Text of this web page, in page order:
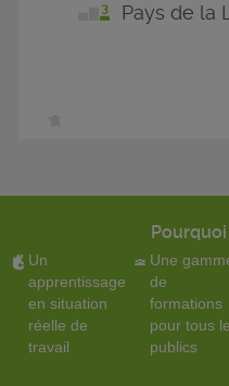
Pays de la
Un
apprentissage
en situation
réelle de
travail
Une
de
formations
pour tous
publics